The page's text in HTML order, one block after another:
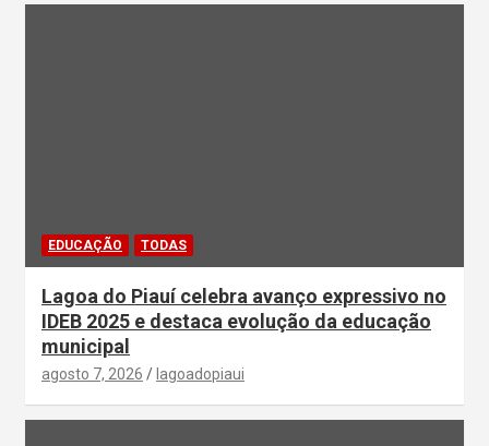
EDUCAÇÃO TODAS
Lagoa do Piauí celebra avanço expressivo no
IDEB 2025 e destaca evolução da educação
municipal
agosto 7, 2026 lagoadopiaui